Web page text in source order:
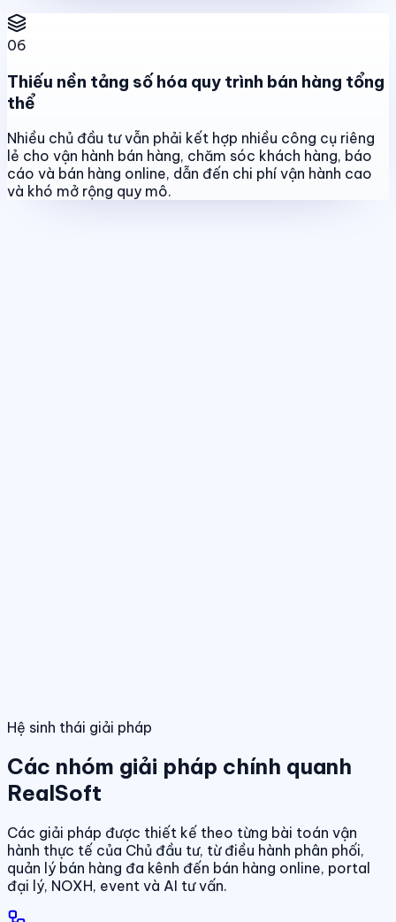
06
Thiếu nền tảng số hóa quy trình bán hàng tổng
thể
Nhiều chủ đầu tư vẫn phải kết hợp nhiều công cụ riêng
lẻ cho vận hành bán hàng, chăm sóc khách hàng, báo
cáo và bán hàng online, dẫn đến chi phí vận hành cao
và khó mở rộng quy mô.
Hệ sinh thái giải pháp
Các nhóm giải pháp chính quanh
RealSoft
Các giải pháp được thiết kế theo từng bài toán vận
hành thực tế của Chủ đầu tư, từ điều hành phân phối,
quản lý bán hàng đa kênh đến bán hàng online, portal
đại lý, NOXH, event và AI tư vấn.